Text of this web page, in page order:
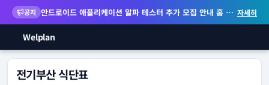
공지 안드로이드 애플리케이션 알파 테스터 추가 모집 안내 홈 화면 위젯 등 지원 자세히
Welplan
전기부산 식단표